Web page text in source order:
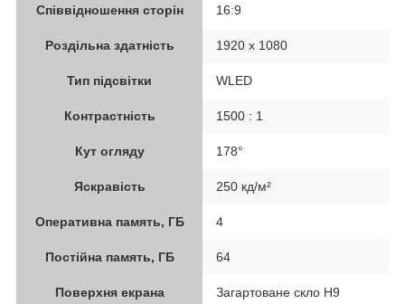
Співвідношення сторін 16:9
Роздільна здатність 1920 x 1080
Тип підсвітки WLED
Контрастність 1500 : 1
Кут огляду 178°
Яскравість 250 кд/м²
Оперативна память, ГБ 4
Постійна память, ГБ 64
Поверхня екрана Загартоване скло Н9